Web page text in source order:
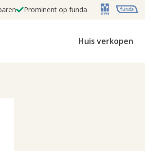
Prominent op funda
Huis verkopen